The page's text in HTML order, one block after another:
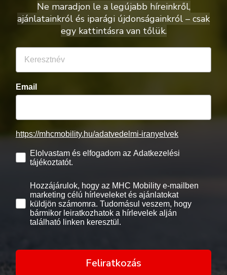
Ne maradjon le a legújabb híreinkről,
ajánlatainkról és iparági újdonságainkról – csak
egy kattintásra van tőlük.
Email
https://mhcmobility.hu/adatvedelmi-iranyelvek
Elolvastam és elfogadom az Adatkezelési
tájékoztatót.
Hozzájárulok, hogy az MHC Mobility e-mailben
marketing célú hírleveleket és ajánlatokat
küldjön számomra. Tudomásul veszem, hogy
bármikor leiratkozhatok a hírlevelek alján
található linken keresztül.
Feliratkozás